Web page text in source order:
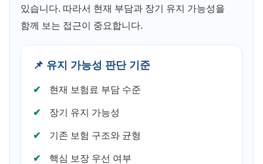
있습니다. 따라서 현재 부담과 장기 유지 가능성을
함께 보는 접근이 중요합니다.
📌 유지 가능성 판단 기준
현재 보험료 부담 수준
장기 유지 가능성
기존 보험 구조와 균형
핵심 보장 우선 여부